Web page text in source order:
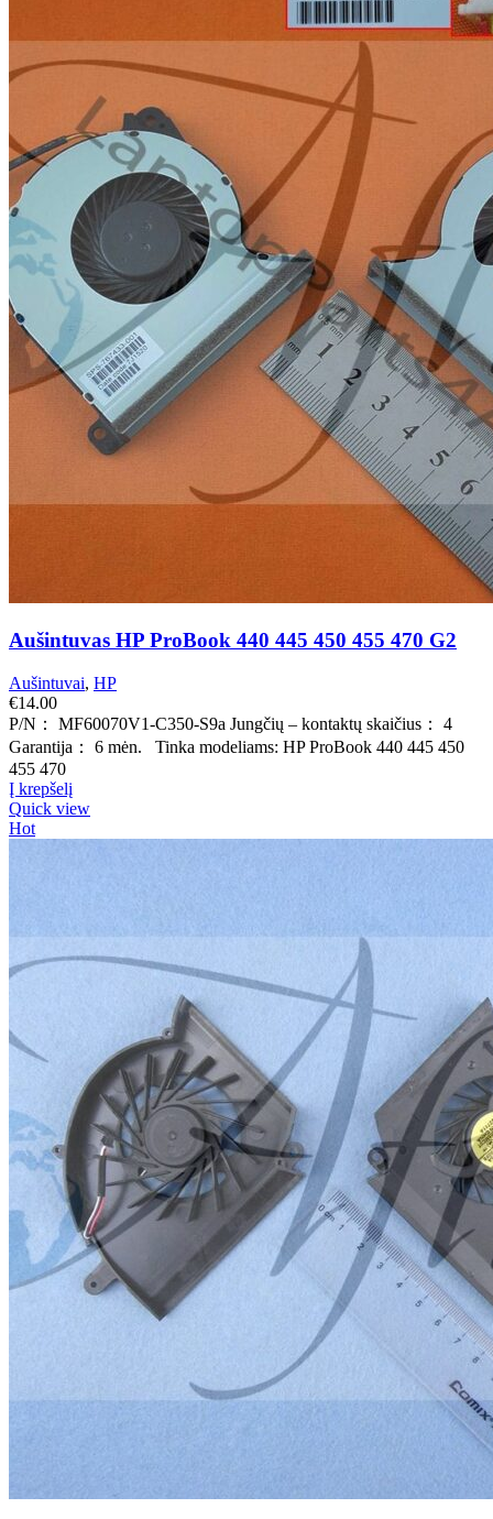
Aušintuvas HP ProBook 440 445 450 455 470 G2
Aušintuvai, HP
€14.00
P/N： MF60070V1-C350-S9a Jungčių – kontaktų skaičius： 4
Garantija： 6 mėn. Tinka modeliams: HP ProBook 440 445 450
455 470
Į krepšelį
Quick view
Hot